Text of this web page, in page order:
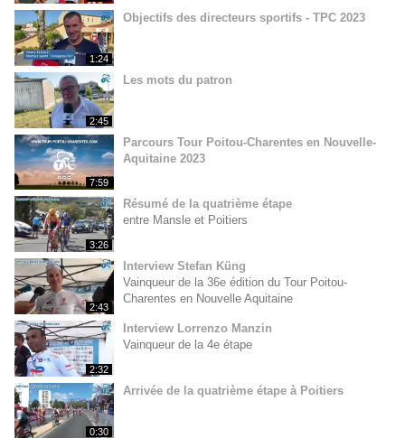
1:24
Objectifs des directeurs sportifs - TPC 2023
2:45
Les mots du patron
7:59
Parcours Tour Poitou-Charentes en Nouvelle-
Aquitaine 2023
3:26
Résumé de la quatrième étape
entre Mansle et Poitiers
2:43
Interview Stefan Küng
Vainqueur de la 36e édition du Tour Poitou-
Charentes en Nouvelle Aquitaine
2:32
Interview Lorrenzo Manzin
Vainqueur de la 4e étape
0:30
Arrivée de la quatrième étape à Poitiers